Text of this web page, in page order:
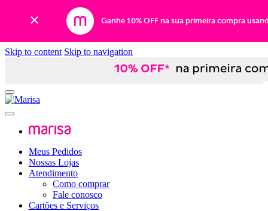
Ganhe 10% OFF na sua primeira compra
Skip to content Skip to navigation
Meus Pedidos
Nossas Lojas
Atendimento
Como comprar
Fale conosco
Cartões e Serviços